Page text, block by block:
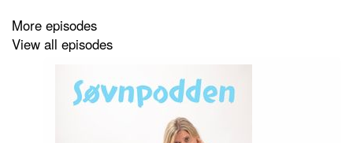
More episodes
View all episodes